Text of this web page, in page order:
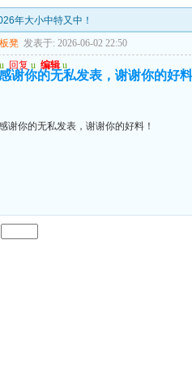
年大小中特又中！
板凳 发表于: 2026-06-02 22:50
u 回复 u 编辑 u
谢你的无私发表，谢谢你的好
谢你的无私发表，谢谢你的好料！